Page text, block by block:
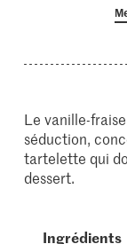
Le vanille-
séduction,
tartelette qui
dessert.
Ingrédients